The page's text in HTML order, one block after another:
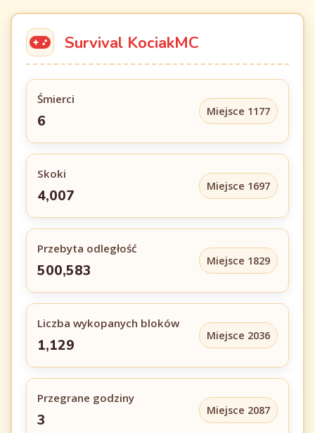
Survival KociakMC
Śmierci
6
Miejsce 1177
Skoki
4,007
Miejsce 1697
Przebyta odległość
500,583
Miejsce 1829
Liczba wykopanych bloków
1,129
Miejsce 2036
Przegrane godziny
3
Miejsce 2087